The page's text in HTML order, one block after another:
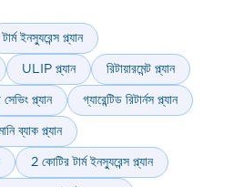
টার্ম ইনস্যুরেন্স প্ল্যান
ULIP প্ল্যান রিটায়ারমেন্ট প্ল্যান
সেভিং প্ল্যান গ্যারেন্টিড রিটার্নস প্ল্যান
ব্যাক প্ল্যান
2 কোটির টার্ম ইনস্যুরেন্স প্ল্যান